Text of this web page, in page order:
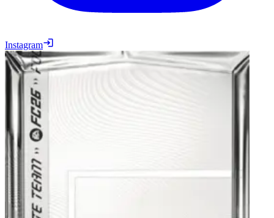
Instagram